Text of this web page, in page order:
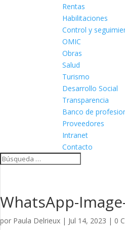
Rentas
Habilitaciones
Control y
OMIC
Obras
Salud
Turismo
Desarrollo Social
Transparencia
Banco de
Proveedores
Intranet
Contacto
WhatsApp-
por Paula Delrieux | Jul 14, 2023 | 0